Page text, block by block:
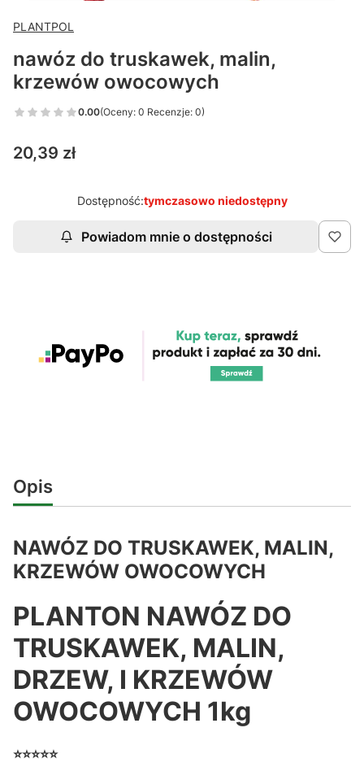
PLANTPOL
nawóz do truskawek, malin,
krzewów owocowych
0.00(Oceny: 0 Recenzje: 0)
Cena
20,39 zł
Dostępność:tymczasowo niedostępny
Powiadom mnie o dostępności
Opis
NAWÓZ DO TRUSKAWEK, MALIN,
KRZEWÓW OWOCOWYCH
PLANTON NAWÓZ DO
TRUSKAWEK, MALIN,
DRZEW, I KRZEWÓW
OWOCOWYCH 1kg
⭐⭐⭐⭐⭐